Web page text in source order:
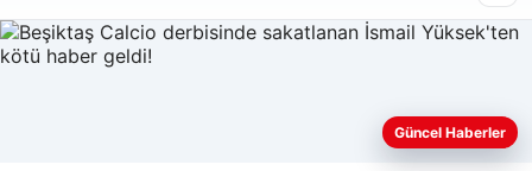
Web sitemizi nasıl kullandığınızı daha iyi anlayabilmek,
Güncel Haberler